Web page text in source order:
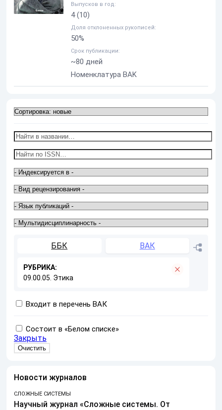
Выпусков в год:
4(10)
Доля отклоненных рукописей:
50%
Срок публикации:
~80 дней
Номенклатура BAK
ББК ВАК
РУБРИКА:
09.00.05. Этика
Входит в перечень ВАК
Состоит в «Белом списке»
Закрыть
Новости журналов
СЛОЖНЫЕ СИСТЕМЫ
Научный журнал «Сложные системы. От